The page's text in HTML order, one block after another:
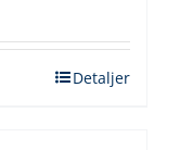
Detaljer